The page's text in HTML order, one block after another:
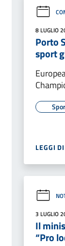
8 LUGLIO
Porto
sport
LEGGI
3 LUGLIO
Il
“Pro